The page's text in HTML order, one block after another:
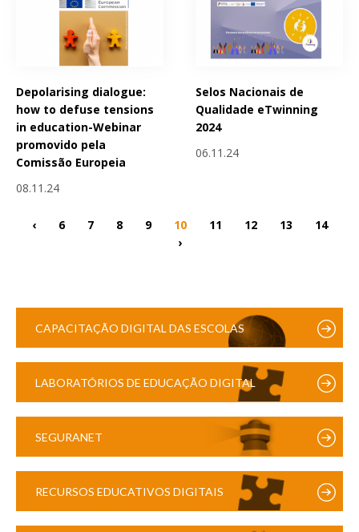
Depolarising dialogue:
how to defuse tensions
in education-Webinar
promovido pela
Comissão Europeia
08.11.24
Selos Nacionais de
Qualidade eTwinning
2024
06.11.24
‹ 6 7 8 9 10 11 12 13
14
›
CAPACITAÇÃO DIGITAL DAS ESCOLAS
LABORATÓRIOS DE EDUCAÇÃO DIGITAL
SEGURANET
RECURSOS EDUCATIVOS DIGITAIS